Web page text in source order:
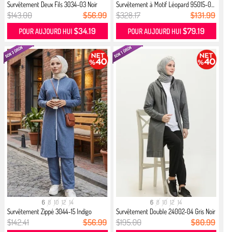
Survêtement Deux Fils 3034-03 Noir
$143.00 $56.99
POUR AUJOURD HUI$34.19
Survêtement à Motif Léopard 95015-0...
$328.17 $131.99
POUR AUJOURD HUI $79.19
6 8 10 12 14
Survêtement Zippé 3044-15 Indigo
$142.41 $56.99
6 8 10 12 14
Survêtement Double 24002-04 Gris Noir
$195.00 $80.99